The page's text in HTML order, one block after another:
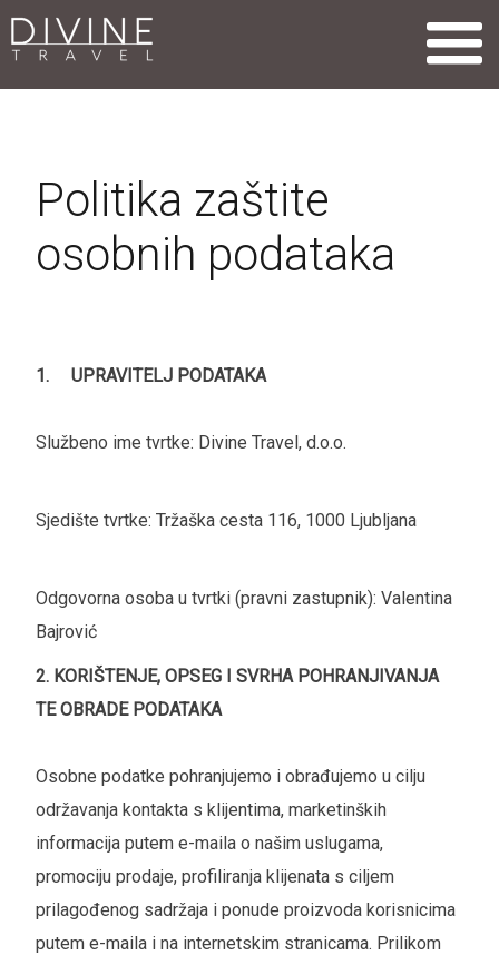
Politika zaštite
osobnih podataka
1. UPRAVITELJ PODATAKA
Službeno ime tvrtke: Divine Travel, d.o.o.
Sjedište tvrtke: Tržaška cesta 116, 1000 Ljubljana
Odgovorna osoba u tvrtki (pravni zastupnik): Valentina
Bajrović
2. KORIŠTENJE, OPSEG I SVRHA POHRANJIVANJA
TE OBRADE PODATAKA
Osobne podatke pohranjujemo i obrađujemo u cilju
održavanja kontakta s klijentima, marketinških
informacija putem e-maila o našim uslugama,
promociju prodaje, profiliranja klijenata s ciljem
prilagođenog sadržaja i ponude proizvoda korisnicima
putem e-maila i na internetskim stranicama. Prilikom